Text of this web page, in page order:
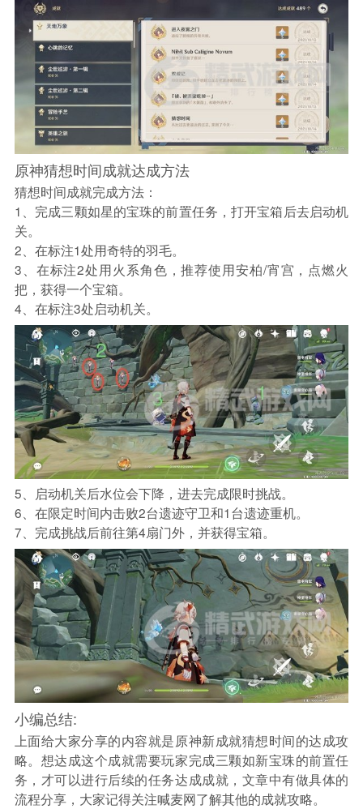
原神猜想时间成就达成方法
猜想时间成就完成方法：
1、完成三颗如星的宝珠的前置任务，打开宝箱后去启动机
关。
2、在标注1处用奇特的羽毛。
3、在标注2处用火系角色，推荐使用安柏/宵宫，点燃火
把，获得一个宝箱。
4、在标注3处启动机关。
5、启动机关后水位会下降，进去完成限时挑战。
6、在限定时间内击败2台遗迹守卫和1台遗迹重机。
7、完成挑战后前往第4扇门外，并获得宝箱。
小编总结:
上面给大家分享的内容就是原神新成就猜想时间的达成攻
略。想达成这个成就需要玩家完成三颗如新宝珠的前置任
务，才可以进行后续的任务达成成就，文章中有做具体的
流程分享，大家记得关注喊麦网了解其他的成就攻略。